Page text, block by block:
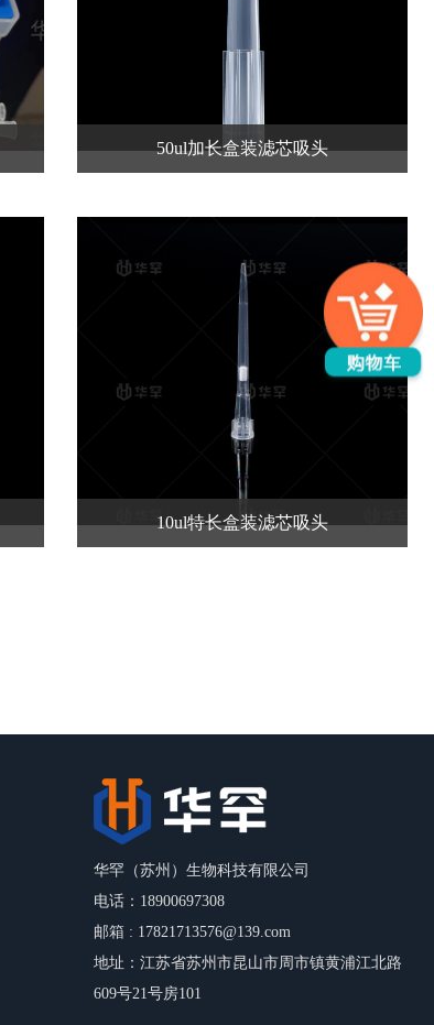
50ul加长盒装滤芯吸头
10ul特长盒装滤芯吸头
华罕（苏州）生物科技有限公司
电话：18900697308
邮箱 : 17821713576@139.com
地址：江苏省苏州市昆山市周市镇黄浦江北路
609号21号房101